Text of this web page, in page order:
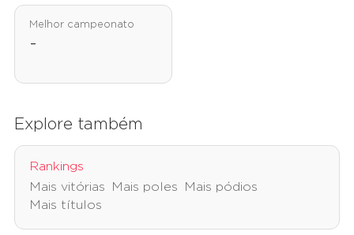
Melhor campeonato
-
Explore também
Rankings
Mais vitórias
Mais poles
Mais pódios
Mais títulos